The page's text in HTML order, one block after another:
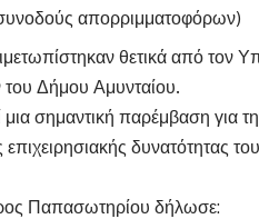
απορριμματοφόρων)
θετικά από τον
του Δήμου Αμυνταίου.
μια σημαντική παρέμβαση για
δυνατότητας
Παπασωτηρίου δήλωσε: